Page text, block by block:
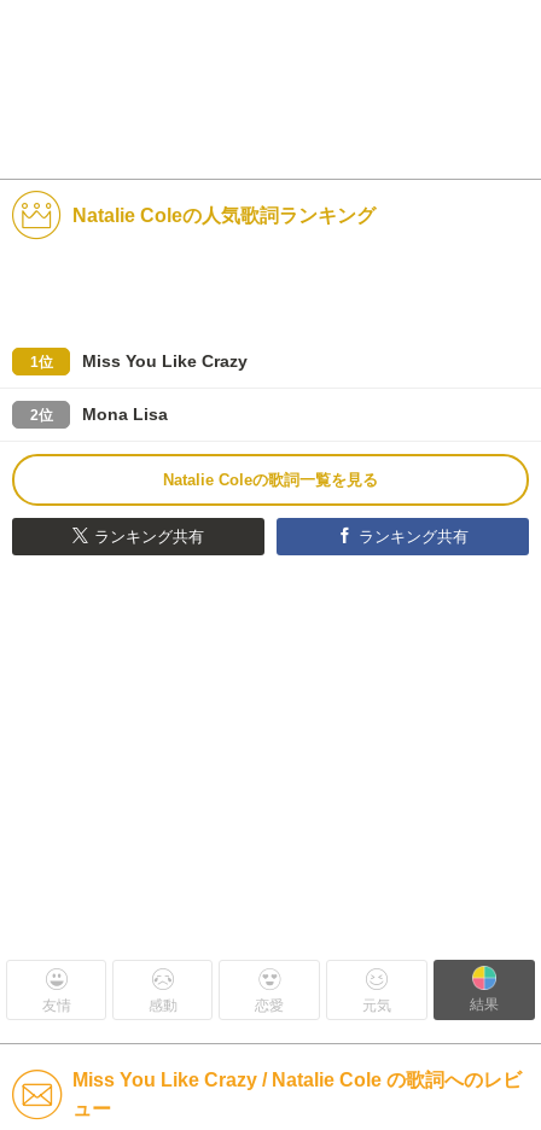
Natalie Coleの人気歌詞ランキング
1位 Miss You Like Crazy
2位 Mona Lisa
Natalie Coleの歌詞一覧を見る
ランキング共有 ランキング共有
友情 感動 恋愛 元気 結果
Miss You Like Crazy / Natalie Cole の歌詞へのレビ
ュー